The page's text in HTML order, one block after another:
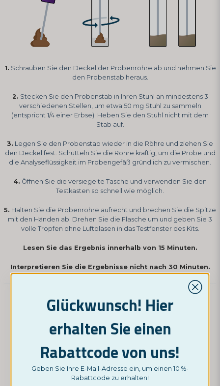
1. Schrauben Sie den Deckel der Probenröhre ab und nehmen Sie
den Probenstab heraus.
2. Stecken Sie den Probenstab in Ihren Stuhl an mindestens 3
verschiedenen Stellen, um etwa 50 mg Stuhl zu sammeln
(entspricht 1/4 einer Erbse). Heben Sie den Stuhl nicht mit dem
Stab auf.
3. Legen Sie den Probenstab wieder in die Röhre und ziehen Sie
den Deckel fest. Schütteln Sie die Röhre kräftig, um die Probe und
die Analyseflüssigkeit im Probengefäß gründlich zu vermischen.
4. Öffnen Sie die versiegelte Tasche und verwenden Sie den
Testkasten so schnell wie möglich.
5. Halten Sie die Probenröhre aufrecht und brechen Sie die Spitze
mit den Händen ab. Drehen Sie die Flasche um und geben Sie 3
volle Tropfen ohne Luftblasen in das Testfenster des Kits.
Lesen Sie das Ergebnis innerhalb von 15 Minuten.
Interpretieren Sie die Ergebnisse nicht nach 30 Minuten.
So lesen Sie Ihren Test:
Glückwunsch! Hier
erhalten Sie einen
Rabattcode von uns!
Geben Sie Ihre E-Mail-Adresse ein, um einen 10 %-
Rabattcode zu erhalten!